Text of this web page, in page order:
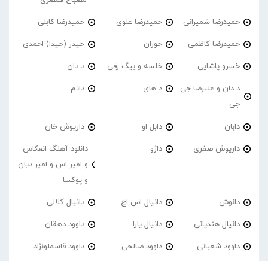
حمیدرضا شمیرانی حمیدرضا علوی حمیدرضا کابلی
حمیدرضا کاظمی حوران حیدر (حیدا) احمدی
خسرو پاشایی خلسه و بیگ رفی د دان
د دان و علیرضا جی
جی
د های دائم
دابان دابل او داریوش خان
داریوش صفری داژو
دانلود آهنگ انعکاس
و امیر اس و امیر دیان
و پوکسا
دانوش دانیال اس اچ دانیال کلالی
دانیال هندیانی دانیال یارا داوود دهقان
داوود شعبانی داوود صالحی داوود قاسملونژاد